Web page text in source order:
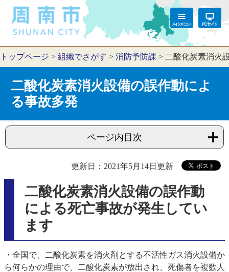
トップページ > 組織でさがす > 消防予防課 > 二酸化炭素消火
二酸化炭素消火設備の誤作動によ
る事故多発
ページ内目次
更新日：2021年5月14日更新
二酸化炭素消火設備の誤作動
による死亡事故が発生してい
ます
・全国で、二酸化炭素を消火剤とする不活性ガス消火設備か
ら何らかの理由で、二酸化炭素が放出され、死傷者を複数人